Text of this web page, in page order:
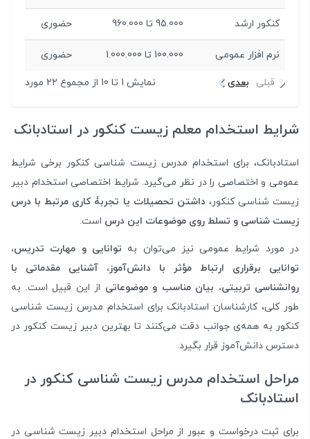
کنکور ارشد 95.000 تا 960.000 حضوری
نرم افزار عمومی 100.000 تا 1.000.000 حضوری
نمایش 1 تا 10 از مجموع 22 مورد قبلی بعدی
شرایط استخدام معلم زیست کنکور در استادبانک
استادبانک، برای استخدام مدرس زیست شناسی کنکور برخی شرایط
عمومی و اختصاصی را در نظر می‌گیرد. شرایط اختصاصی استخدام دبیر
زیست شناسی کنکور، داشتن تحصیلات یا تجربۀ کاری مرتبط با درس
زیست شناسی و تسلط روی موضوعات این درس است.
در مورد شرایط عمومی نیز می‌توان به توانایی و مهارت تدریس،
توانایی برقراری ارتباط مؤثر با دانش‌آموز، آشنایی مقدماتی با
روانشناسی تربیتی، بیان مناسب و موضوعاتی از این قبیل است. به
طور کلی، کارشناسان استادبانک برای استخدام مدرس زیست شناسی
کنکور به همه‌ی جوانب دقت می‌کنند تا بهترین دبیر زیست کنکور در
دسترس دانش‌آموز قرار بگیرد.
مراحل استخدام مدرس زیست شناسی کنکور در
استادبانک
برای ثبت درخواست و عبور از مراحل استخدام دبیر زیست شناسی در